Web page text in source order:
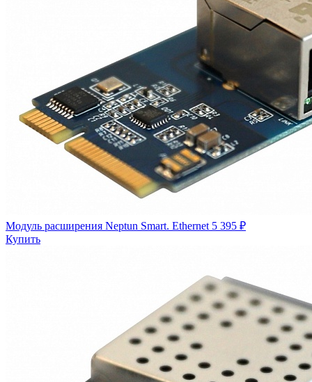
Модуль расширения Neptun Smart. Ethernet 5 395 ₽
Купить